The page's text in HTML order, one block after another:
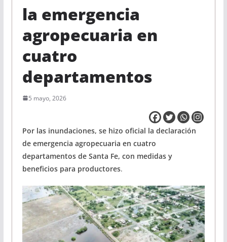
la emergencia
agropecuaria en
cuatro
departamentos
5 mayo, 2026
Por las inundaciones, se hizo oficial la declaración
de emergencia agropecuaria en cuatro
departamentos de Santa Fe, con medidas y
beneficios para productores.